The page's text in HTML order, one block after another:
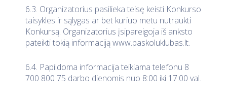
6.3. Organizatorius pasilieka teisę keisti Konkurso
taisykles ir sąlygas ar bet kuriuo metu nutraukti
Konkursą. Organizatorius įsipareigoja iš anksto
pateikti tokią informaciją www.paskoluklubas.lt.
6.4. Papildoma informacija teikiama telefonu 8
700 800 75 darbo dienomis nuo 8:00 iki 17:00 val.